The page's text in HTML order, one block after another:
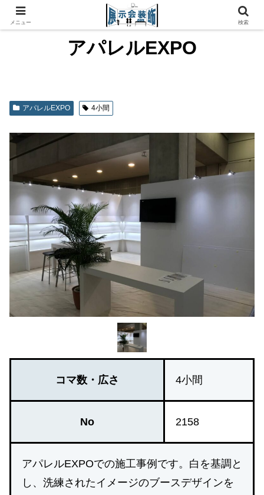
アパレルEXPO
アパレルEXPO 4小間
コマ数・広さ 4小間
No 2158
アパレルEXPOでの施工事例です。白を基調と
し、洗練されたイメージのブースデザインを
メニュー 検索